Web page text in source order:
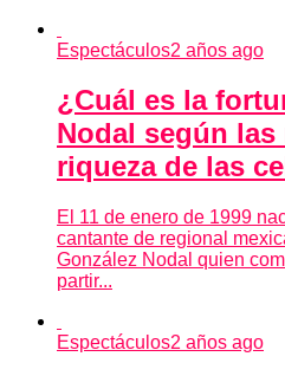
Espectáculos2 años ago
¿Cuál es la
Nodal según
riqueza de las
El 11 de enero de 1999
cantante de regional
González Nodal quien
partir...
Espectáculos2 años ago